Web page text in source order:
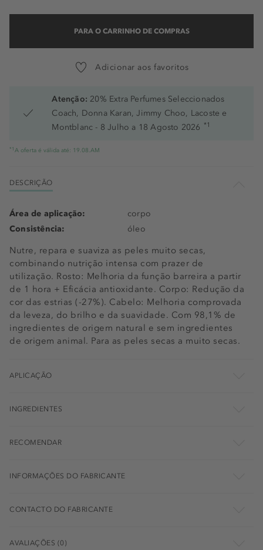
PARA O CARRINHO DE COMPRAS
Adicionar aos favoritos
Atenção: 20% Extra Perfumes Seleccionados
Coach, Donna Karan, Jimmy Choo, Lacoste e
Montblanc - 8 Julho a 18 Agosto 2026 *1
*1 A oferta é válida até: 19.08.AM
DESCRIÇÃO
Nutre, repara e suaviza as peles muito secas,
combinando nutrição intensa com prazer de
utilização. Rosto: Melhoria da função barreira a partir
de 1 hora + Eficácia antioxidante. Corpo: Redução da
cor das estrias (-27%). Cabelo: Melhoria comprovada
da leveza, do brilho e da suavidade. Com 98,1% de
ingredientes de origem natural e sem ingredientes
de origem animal. Para as peles secas a muito secas.
Área de aplicação:
corpo
Consistência:
óleo
APLICAÇÃO
INGREDIENTES
RECOMENDAR
INFORMAÇÕES DO FABRICANTE
CONTACTO DO FABRICANTE
AVALIAÇÕES (0)